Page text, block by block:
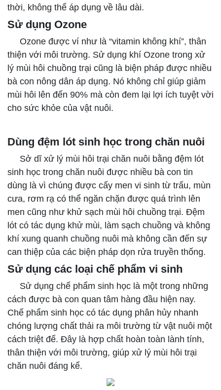
thời, không thể áp dụng về lâu dài.
Sử dụng Ozone
Ozone được ví như là “vitamin không khí”, thân
thiện với môi trường. Sử dụng khí Ozone trong xử
lý mùi hôi chuồng trại cũng là biện pháp được nhiều
bà con nông dân áp dụng. Nó không chỉ giúp giảm
mùi hôi lên đến 90% mà còn đem lại lợi ích tuyệt vời
cho sức khỏe của vật nuôi.
Dùng đệm lót sinh học trong chăn nuôi
Sở dĩ xử lý mùi hôi trại chăn nuôi bằng đệm lót
sinh học trong chăn nuôi được nhiều bà con tin
dùng là vì chúng được cấy men vi sinh từ trấu, mùn
cưa, rơm rạ có thể ngăn chặn được quá trình lên
men cũng như khử sạch mùi hôi chuồng trại. Đệm
lót có tác dụng khử mùi, làm sạch chuồng và không
khí xung quanh chuồng nuôi mà không cần đến sự
can thiệp của các biện pháp dọn rửa truyền thống.
Sử dụng các loại chế phẩm vi sinh
Sử dụng chế phẩm sinh học là một trong những
cách được bà con quan tâm hàng đầu hiện nay.
Chế phẩm sinh học có tác dụng phân hủy nhanh
chóng lượng chất thải ra môi trường từ vật nuôi một
cách triệt để. Đây là hợp chất hoàn toàn lành tính,
thân thiện với môi trường, giúp xử lý mùi hôi trại
chăn nuôi đáng kể.